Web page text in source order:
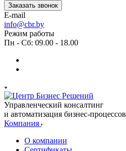
Заказать звонок
E-mail
info@cbr.by
Режим работы
Пн - Сб: 09.00 - 18.00
Управленческий консалтинг
и автоматизация бизнес-процессов
Компания
О компании